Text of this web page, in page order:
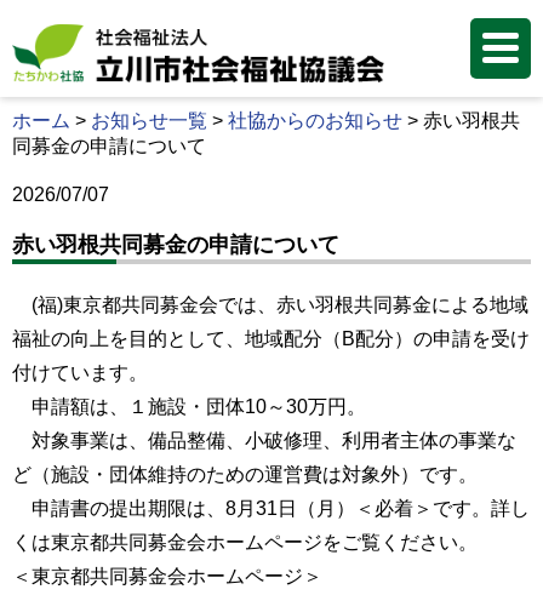
ホーム > お知らせ一覧 > 社協からのお知らせ > 赤い羽根共
同募金の申請について
2026/07/07
赤い羽根共同募金の申請について
(福)東京都共同募金会では、赤い羽根共同募金による地域
福祉の向上を目的として、地域配分（B配分）の申請を受け
付けています。
申請額は、１施設・団体10～30万円。
対象事業は、備品整備、小破修理、利用者主体の事業な
ど（施設・団体維持のための運営費は対象外）です。
申請書の提出期限は、8月31日（月）＜必着＞です。詳し
くは東京都共同募金会ホームページをご覧ください。
＜東京都共同募金会ホームページ＞